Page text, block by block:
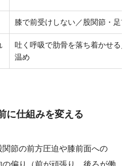
膝で前受けしない／股関節・足首
吐く呼吸で肋骨を落ち着かせる／
温め
に仕組みを変える
節の前方圧迫や膝前面への
偏り（前が頑張り、後ろが働